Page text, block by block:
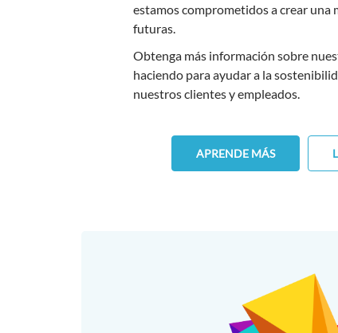
estamos comprometidos a crear una
futuras.
Obtenga más información sobre
haciendo para ayudar a la
nuestros clientes y empleados.
APRENDE MÁS